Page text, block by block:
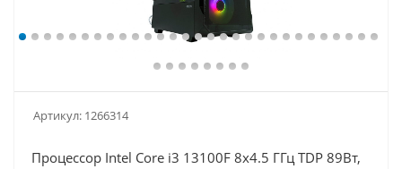
Артикул: 1266314
Процессор Intel Core i3 13100F 8x4.5 ГГц TDP 89Вт,